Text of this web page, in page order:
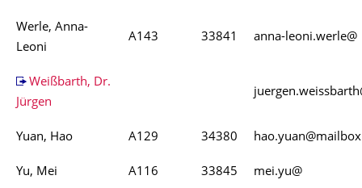
Werle, Anna-
Leoni
A143 33841 anna-leoni.werle@
Weißbarth, Dr.
Jürgen
Yuan, Hao A129 34380 hao.yuan@mailbox
Yu, Mei A116 33845 mei.yu@